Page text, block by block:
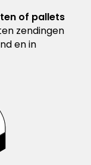
of pallets
zendingen
en in